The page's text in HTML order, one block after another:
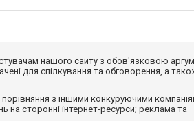
нашого сайту з обов'язковою
для спілкування та обговорення, а
з іншими конкуруючими
на сторонні інтернет-ресурси; реклама та